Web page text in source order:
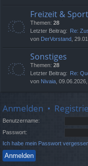
Freizeit & Sport
Themen: 28
Letzter Beitrag: Re:
von DerVorstand ,
Sonstiges
Themen: 28
Letzter Beitrag: Re:
von Nivaia ,
Anmelden •
Benutzername:
Passwort:
Ich habe mein Passwort